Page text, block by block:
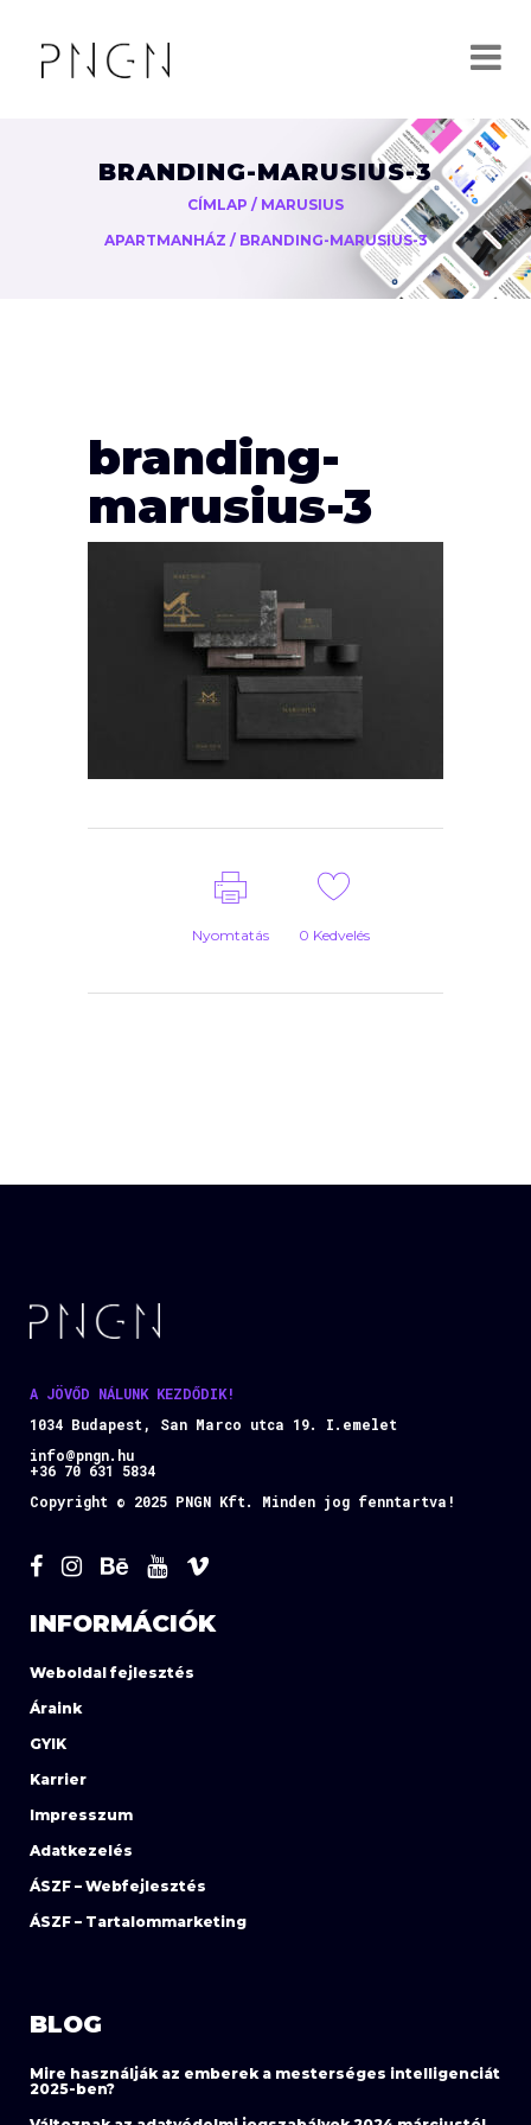
BRANDING-MARUSIUS-3
CÍMLAP / MARUSIUS
APARTMANHÁZ / BRANDING-MARUSIUS-3
branding-
marusius-3
Nyomtatás 0 Kedvelés
A JÖVŐD NÁLUNK KEZDŐDIK!
1034 Budapest, San Marco utca 19. I.emelet
info@pngn.hu
+36 70 631 5834
Copyright © 2025 PNGN Kft. Minden jog fenntartva!
INFORMÁCIÓK
Weboldal fejlesztés
Áraink
GYIK
Karrier
Impresszum
Adatkezelés
ÁSZF – Webfejlesztés
ÁSZF – Tartalommarketing
BLOG
Mire használják az emberek a mesterséges intelligenciát
2025-ben?